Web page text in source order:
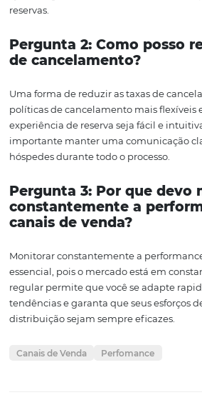
vital que você continue
buscando maximizar sua
Conclusão
Em suma, a análise de
ferramenta poderosa para
como medir a conversão, o custo
as margens, você pode tomar
informadas.
A importância de cada canal
e ajustes devem ser feitos
mudam. Através de uma análise
possível garantir que seu hotel